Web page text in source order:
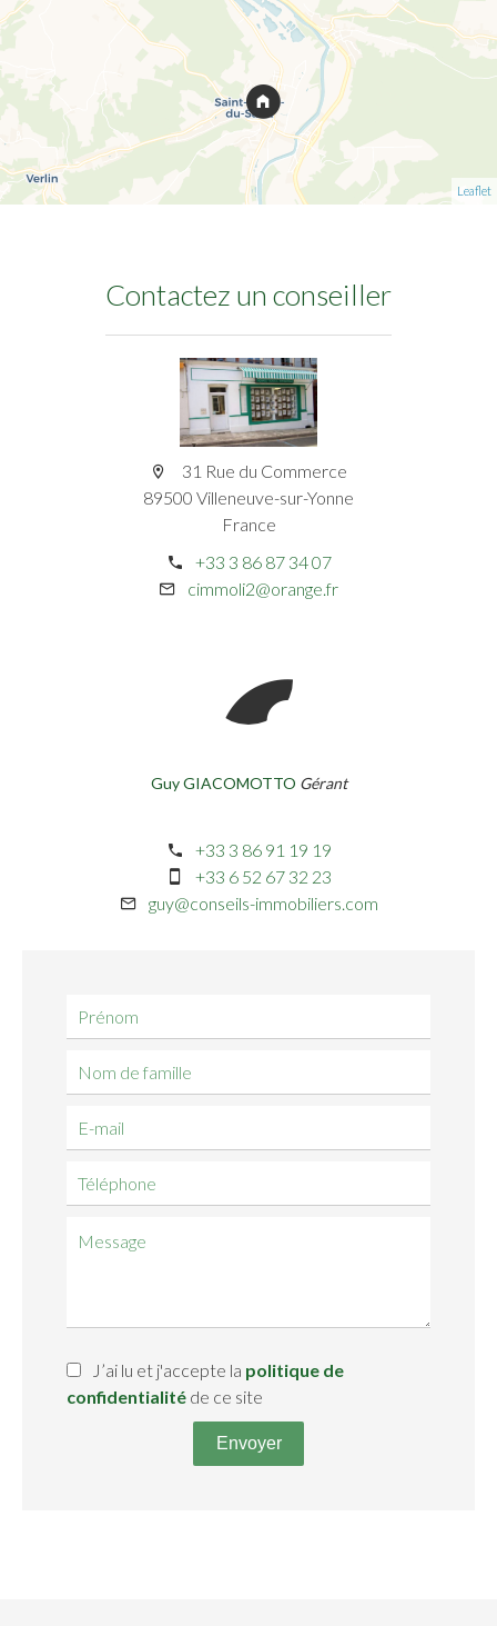
Leaflet
Contactez un conseiller
31 Rue du Commerce
89500 Villeneuve-sur-Yonne
France
+33 3 86 87 34 07
cimmoli2@orange.fr
Guy GIACOMOTTO Gérant
+33 3 86 91 19 19
+33 6 52 67 32 23
guy@conseils-immobiliers.com
J’ai lu et j'accepte la politique de
confidentialité de ce site
Envoyer